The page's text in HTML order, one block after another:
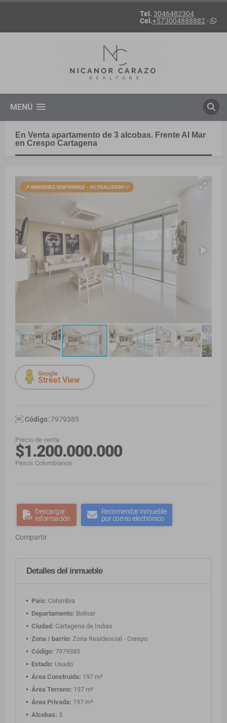
Tel. 3046482304
Cel.+573004888882 -
MENÚ
En Venta apartamento de 3 alcobas. Frente Al Mar
en Crespo Cartagena
📌 INMUEBLE DISPONIBLE - ACTUALIZADO ✅
Google
Street View
Código: 7979385
Precio de venta
$1.200.000.000
Pesos Colombianos
Descargar
información
Recomendar inmueble
por correo electrónico
Compartir
Detalles del inmueble
País: Colombia
Departamento: Bolívar
Ciudad: Cartagena de Indias
Zona / barrio: Zona Residencial - Crespo
Código: 7979385
Estado: Usado
Área Construida: 197 m²
Área Terreno: 197 m²
Área Privada: 197 m²
Alcobas: 3